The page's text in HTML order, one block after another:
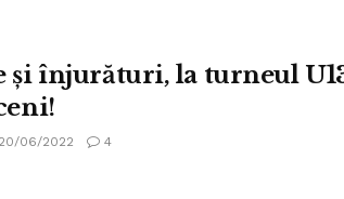
și înjurături, la turneul
06/2022 4